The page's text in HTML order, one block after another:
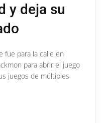
y deja su
fue para la calle en
para abrir el juego
juegos de múltiples